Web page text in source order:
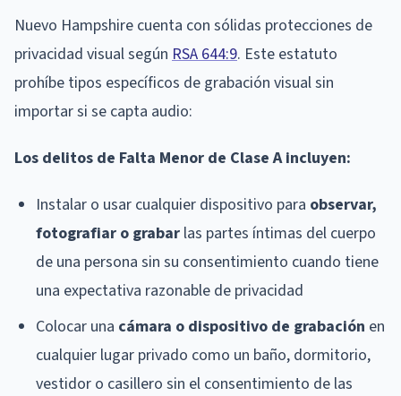
Nuevo Hampshire cuenta con sólidas protecciones de
privacidad visual según RSA 644:9. Este estatuto
prohíbe tipos específicos de grabación visual sin
importar si se capta audio:
Los delitos de Falta Menor de Clase A incluyen:
Instalar o usar cualquier dispositivo para observar,
fotografiar o grabar las partes íntimas del cuerpo
de una persona sin su consentimiento cuando tiene
una expectativa razonable de privacidad
Colocar una cámara o dispositivo de grabación en
cualquier lugar privado como un baño, dormitorio,
vestidor o casillero sin el consentimiento de las